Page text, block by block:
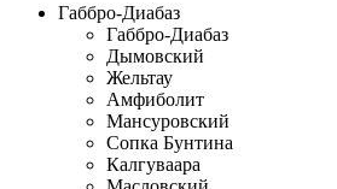
Габбро-Диабаз
Габбро-Диабаз
Дымовский
Жельтау
Амфиболит
Мансуровский
Сопка Бунтина
Калгуваара